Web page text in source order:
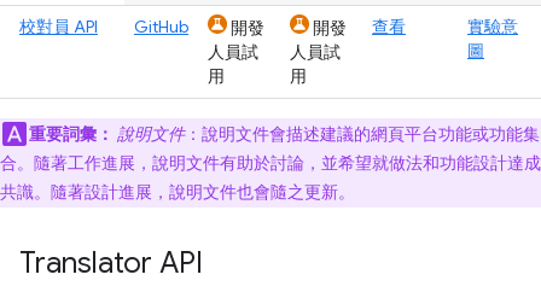
校對員 API GitHub
開發
人員試
用
開發
人員試
用
查看
實驗意
圖
重要詞彙： 說明文件：說明文件會描述建議的網頁平台功能或功能集
合。隨著工作進展，說明文件有助於討論，並希望就做法和功能設計達成
共識。隨著設計進展，說明文件也會隨之更新。
Translator API